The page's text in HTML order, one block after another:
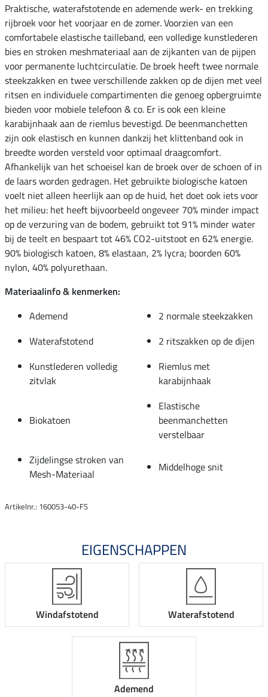
Praktische, waterafstotende en ademende werk- en trekking
rijbroek voor het voorjaar en de zomer. Voorzien van een
comfortabele elastische tailleband, een volledige kunstlederen
bies en stroken meshmateriaal aan de zijkanten van de pijpen
voor permanente luchtcirculatie. De broek heeft twee normale
steekzakken en twee verschillende zakken op de dijen met veel
ritsen en individuele compartimenten die genoeg opbergruimte
bieden voor mobiele telefoon & co. Er is ook een kleine
karabijnhaak aan de riemlus bevestigd. De beenmanchetten
zijn ook elastisch en kunnen dankzij het klittenband ook in
breedte worden versteld voor optimaal draagcomfort.
Afhankelijk van het schoeisel kan de broek over de schoen of in
de laars worden gedragen. Het gebruikte biologische katoen
voelt niet alleen heerlijk aan op de huid, het doet ook iets voor
het milieu: het heeft bijvoorbeeld ongeveer 70% minder impact
op de verzuring van de bodem, gebruikt tot 91% minder water
bij de teelt en bespaart tot 46% CO2-uitstoot en 62% energie.
90% biologisch katoen, 8% elastaan, 2% lycra; boorden 60%
nylon, 40% polyurethaan.
Materiaalinfo & kenmerken:
Ademend
2 normale steekzakken
Waterafstotend
2 ritszakken op de dijen
Kunstlederen volledig
zitvlak
Riemlus met
karabijnhaak
Biokatoen
Elastische
beenmanchetten
verstelbaar
Zijdelingse stroken van
Mesh-Materiaal
Middelhoge snit
Artikelnr.: 160053-40-FS
EIGENSCHAPPEN
Windafstotend Waterafstotend
Ademend